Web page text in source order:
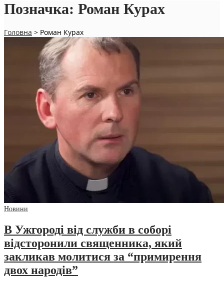
Позначка: Роман Курах
Головна > Роман Курах
Новини
В Ужгороді від служби в соборі
відсторонили священника, який
закликав молитися за “примирення
двох народів”